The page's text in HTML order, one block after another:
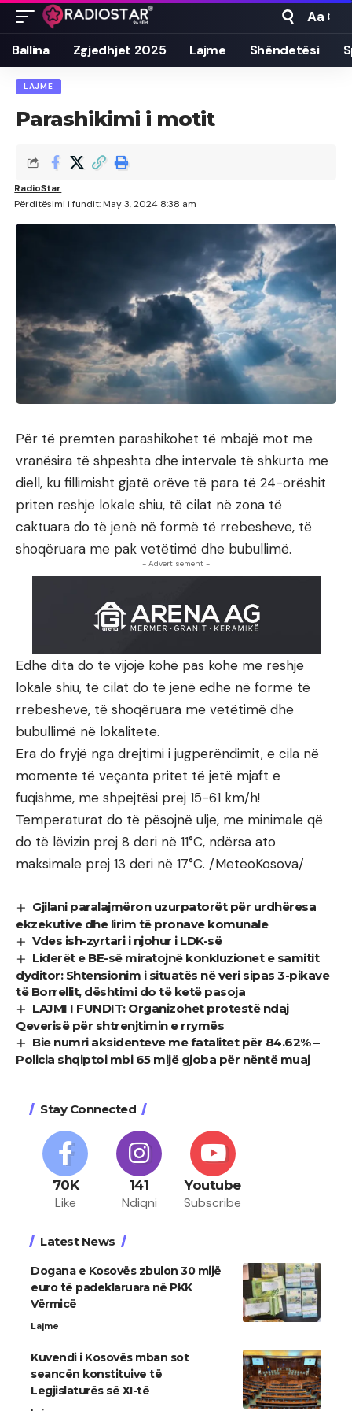
Font
Resizer
Aa
Ballina Zgjedhjet 2025 Lajme Shëndetësi
LAJME
Parashikimi i motit
Përditësimi i fundit: May 3, 2024 8:38 am
RadioStar
Për të premten parashikohet të mbajë mot me
vranësira të shpeshta dhe intervale të shkurta me
diell, ku fillimisht gjatë orëve të para të 24-orëshit
priten reshje lokale shiu, të cilat në zona të
caktuara do të jenë në formë të rrebesheve, të
shoqëruara me pak vetëtimë dhe bubullimë.
- Advertisement -
Edhe dita do të vijojë kohë pas kohe me reshje
lokale shiu, të cilat do të jenë edhe në formë të
rrebesheve, të shoqëruara me vetëtimë dhe
bubullimë në lokalitete.
Era do fryjë nga drejtimi i jugperëndimit, e cila në
momente të veçanta pritet të jetë mjaft e
fuqishme, me shpejtësi prej 15-61 km/h!
Temperaturat do të pësojnë ulje, me minimale që
do të lëvizin prej 8 deri në 11°C, ndërsa ato
maksimale prej 13 deri në 17°C. /MeteoKosova/
Gjilani paralajmëron uzurpatorët për urdhëresa
ekzekutive dhe lirim të pronave komunale
Vdes ish-zyrtari i njohur i LDK-së
Liderët e BE-së miratojnë konkluzionet e samitit
dyditor: Shtensionim i situatës në veri sipas 3-pikave
të Borrellit, dështimi do të ketë pasoja
LAJMI I FUNDIT: Organizohet protestë ndaj
Qeverisë për shtrenjtimin e rrymës
Bie numri aksidenteve me fatalitet për 84.62% –
Policia shqiptoi mbi 65 mijë gjoba për nëntë muaj
Stay Connected
70K
Like
141
Ndiqni
Youtube
Subscribe
Latest News
Dogana e Kosovës zbulon 30 mijë
euro të padeklaruara në PKK
Vërmicë
Lajme
Kuvendi i Kosovës mban sot
seancën konstituive të
Legjislaturës së XI-të